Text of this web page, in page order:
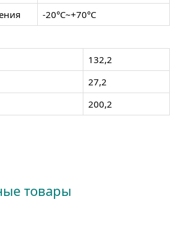
-20°C~+70°C
132,2
27,2
200,2
товары